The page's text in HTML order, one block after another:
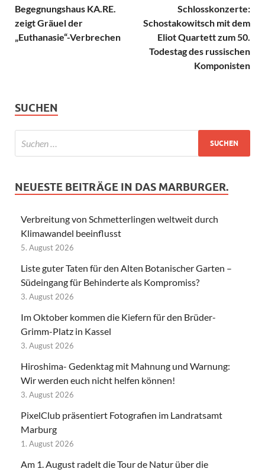
Begegnungshaus KA.RE.
zeigt Gräuel der
„Euthanasie“-Verbrechen
Schlosskonzerte:
Schostakowitsch mit dem
Eliot Quartett zum 50.
Todestag des russischen
Komponisten
SUCHEN
NEUESTE BEITRÄGE IN DAS MARBURGER.
Verbreitung von Schmetterlingen weltweit durch
Klimawandel beeinflusst
5. August 2026
Liste guter Taten für den Alten Botanischer Garten –
Südeingang für Behinderte als Kompromiss?
3. August 2026
Im Oktober kommen die Kiefern für den Brüder-
Grimm-Platz in Kassel
3. August 2026
Hiroshima- Gedenktag mit Mahnung und Warnung:
Wir werden euch nicht helfen können!
3. August 2026
PixelClub präsentiert Fotografien im Landratsamt
Marburg
1. August 2026
Am 1. August radelt die Tour de Natur über die